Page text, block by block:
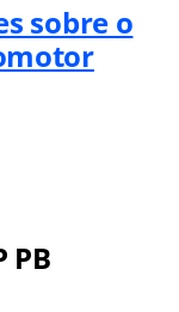
sobre o
PB